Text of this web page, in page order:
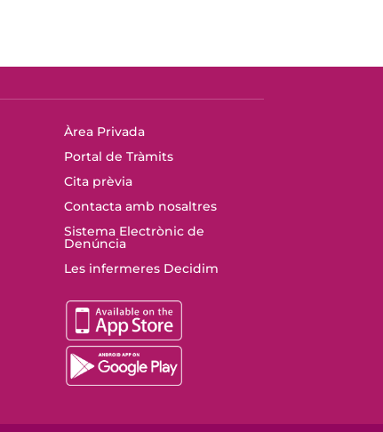
Àrea Privada
Portal de Tràmits
Cita prèvia
Contacta amb nosaltres
Sistema Electrònic de
Denúncia
Les infermeres Decidim